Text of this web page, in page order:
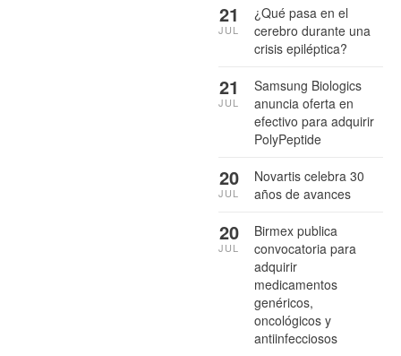
¿Qué pasa en el
cerebro durante una
crisis epiléptica?
21
JUL
Samsung Biologics
anuncia oferta en
efectivo para adquirir
PolyPeptide
21
JUL
Novartis celebra 30
años de avances
20
JUL
Birmex publica
convocatoria para
adquirir
medicamentos
genéricos,
oncológicos y
antiinfecciosos
20
JUL